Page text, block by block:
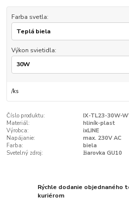
Farba svetla:
Výkon svietidla:
/ks
Číslo produktu:
IX-TL23-30W-
Materiál:
hliník-plast
Výrobca:
ixLINE
Napájanie:
max. 230V AC
Farba:
biela
Svetelný zdroj:
žiarovka GU10
Rýchle dodanie objednaného
kuriérom